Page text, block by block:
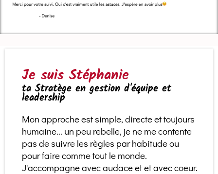
Je suis Stéphanie
ta Stratège en gestion d'équipe et
leadership
Mon approche est simple, directe et toujours
humaine... un peu rebelle, je ne me contente
pas de suivre les règles par habitude ou
pour faire comme tout le monde.
J'accompagne avec audace et et avec coeur.